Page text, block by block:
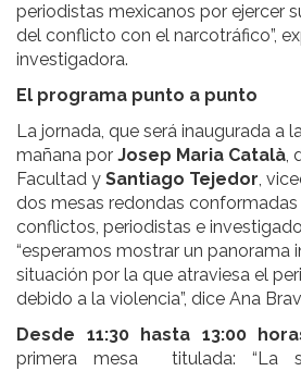
periodistas mexicanos por ejercer
del conflicto con el narcotráfico”,
investigadora.
El programa punto a punto
La jornada, que será inaugurada a
mañana por Josep Maria Català,
Facultad y Santiago Tejedor,
dos mesas redondas
conflictos, periodistas e
“esperamos mostrar un panorama
situación por la que atraviesa el
debido a la violencia”, dice Ana
Desde 11:30 hasta 13:00
primera mesa titulada: “La